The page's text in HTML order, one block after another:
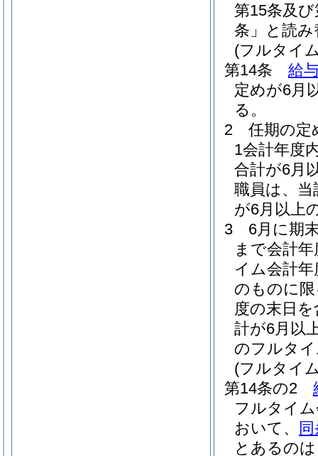
第15条及
条」と読
(フルタイ
第14条
給
定めが6月
る。
2
任期の定
1会計年度
合計が6月
職員は、
が6月以上
3
6月に期
まで会計
イム会計
のものに
度の末日
計が6月以
のフルタ
(フルタイ
第14条の2
フルタイ
おいて、
とあるの